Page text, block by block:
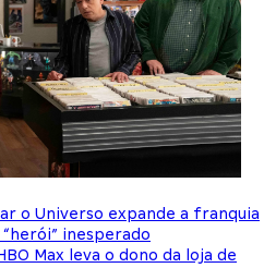
o Universo expande a franquia
inesperado
Max leva o dono da loja de